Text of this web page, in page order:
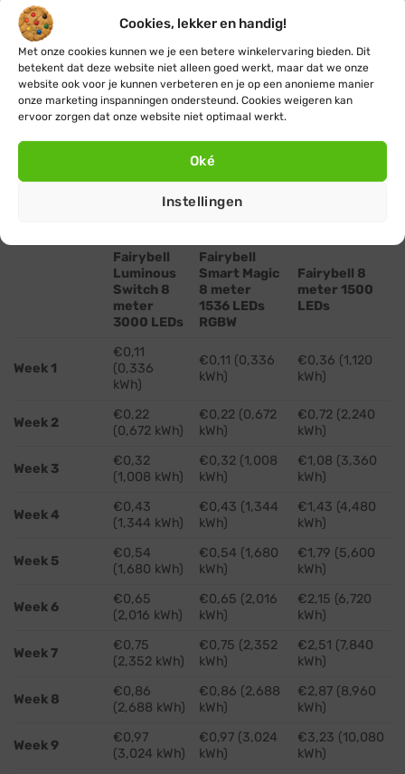
Cookies, lekker en handig!
Met onze cookies kunnen we je een betere winkelervaring bieden. Dit
betekent dat deze website niet alleen goed werkt, maar dat we onze
website ook voor je kunnen verbeteren en je op een anonieme manier
onze marketing inspanningen ondersteund. Cookies weigeren kan
ervoor zorgen dat onze website niet optimaal werkt.
Oké
Instellingen
Hoeveel stroom gebruikt een 8 meter vlaggenmast
kerstboom?
Een 8 meter vlaggenmast kerstboom gebruikt bij 8
branduren per dag in een maand1,344 kWh tot 4,480
kWhafhankelijk van het model. Met een stroomtarief
van €0,32 per kWh kost datongeveer €0,43 tot €1,43
. Om een duidelijk beeld te krijgen van het
Fairybell
Luminous
Switch 8
meter
3000 LEDs
Fairybell
Smart Magic
8 meter
1536 LEDs
RGBW
Fairybell 8
meter 1500
LEDs
Week 1
€0,11
(0,336
kWh)
€0,11 (0,336
kWh)
€0,36 (1,120
kWh)
Week 2
€0,22
(0,672 kWh)
€0,22 (0,672
kWh)
€0,72 (2,240
kWh)
Week 3
€0,32
(1,008 kWh)
€0,32 (1,008
kWh)
€1,08 (3,360
kWh)
Week 4
€0,43
(1,344 kWh)
€0,43 (1,344
kWh)
€1,43 (4,480
kWh)
Week 5
€0,54
(1,680 kWh)
€0,54 (1,680
kWh)
€1,79 (5,600
kWh)
Week 6
€0,65
(2,016 kWh)
€0,65 (2,016
kWh)
€2,15 (6,720
kWh)
Week 7
€0,75
(2,352 kWh)
€0,75 (2,352
kWh)
€2,51 (7,840
kWh)
Week 8
€0,86
(2,688 kWh)
€0,86 (2,688
kWh)
€2,87 (8,960
kWh)
Week 9
€0,97
(3,024 kWh)
€0,97 (3,024
kWh)
€3,23 (10,080
kWh)